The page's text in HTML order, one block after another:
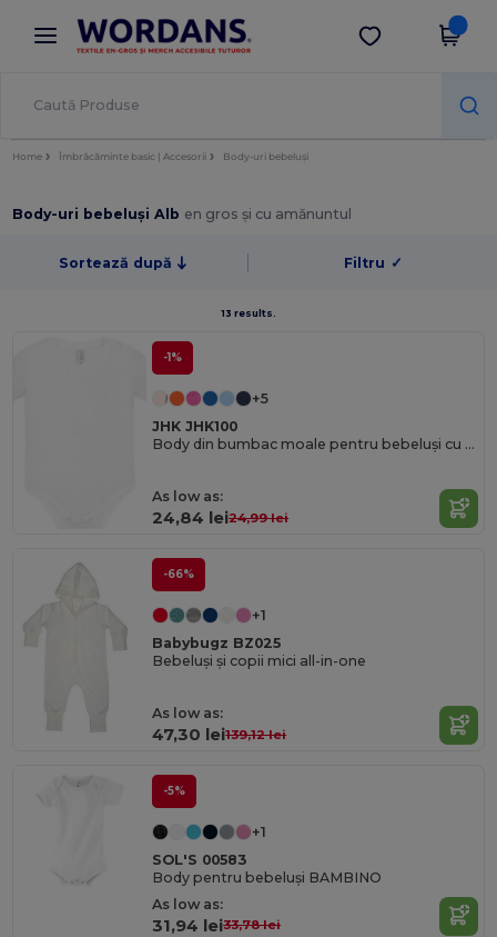
× Aplicația Wordans
Prețuri mai bune în aplicație!
Descarcă app
Home Îmbrăcăminte basic | Accesorii Body-uri bebeluși
Body-uri bebeluși Alb en gros și cu amănuntul
Sortează după Filtru ✓
13 results.
-1%
+5
JHK JHK100
Body din bumbac moale pentru bebeluși cu închideri ușoare cu capse
As low as:
24,84 lei24,99 lei
-66%
+1
Babybugz BZ025
Bebeluși și copii mici all-in-one
As low as:
47,30 lei139,12 lei
-5%
+1
SOL'S 00583
Body pentru bebeluși BAMBINO
As low as:
31,94 lei33,78 lei